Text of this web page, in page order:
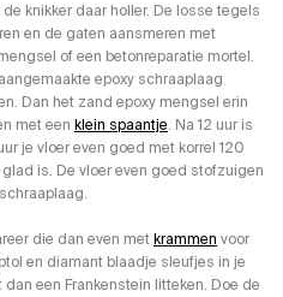
knikker daar holler. De losse tegels
en de gaten aansmeren met
of een betonreparatie mortel.
epoxy schraaplaag
Dan het zand epoxy mengsel erin
met een klein spaantje. Na 12 uur is
je vloer even goed met korrel 120
is. De vloer even goed stofzuigen
die dan even metkrammen voor
en diamant blaadje sleufjes in je
een Frankenstein litteken. Doe de